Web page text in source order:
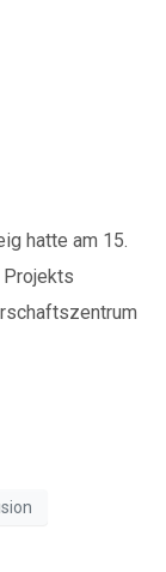
hatte am 15.